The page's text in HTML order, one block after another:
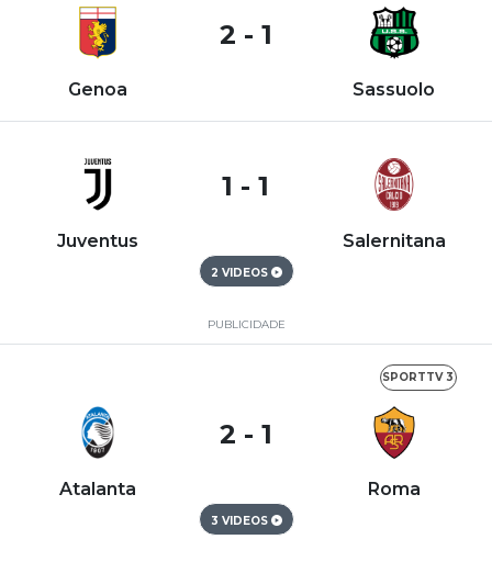
Genoa
2 - 1
Sassuolo
Juventus
1 - 1
Salernitana
2 VIDEOS
PUBLICIDADE
SPORTTV 3
Atalanta
2 - 1
Roma
3 VIDEOS